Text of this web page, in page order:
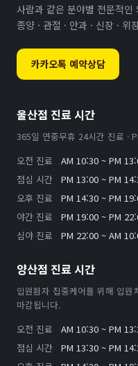
사람과 같은 분야별 전문적인
종양 · 관절 · 안과 · 신장 · 위
카카오톡 예약상담
울산점 진료 시간
365일 연중무휴 24시간 진료 ·
오전 진료
AM 10:30 ~ PM
점심 시간
PM 13:00 ~ PM
오후 진료
PM 14:30 ~ PM
야간 진료
PM 19:00 ~ PM
심야 진료
PM 22:00 ~ AM
양산점 진료 시간
입원환자 집중케어를 위해 입
마감됩니다.
오전 진료
AM 10:30 ~ PM
점심 시간
PM 13:30 ~ PM